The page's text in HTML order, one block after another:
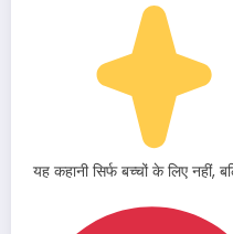
यह कहानी सिर्फ बच्चों के लिए नहीं,